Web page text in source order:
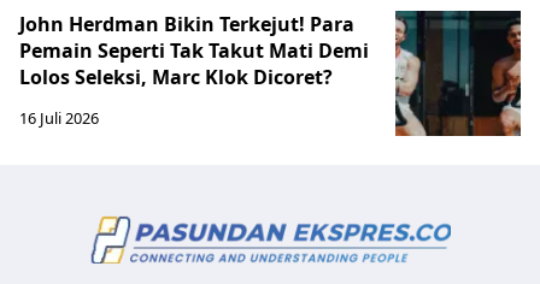
John Herdman Bikin Terkejut! Para
Pemain Seperti Tak Takut Mati Demi
Lolos Seleksi, Marc Klok Dicoret?
16 Juli 2026